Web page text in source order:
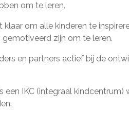
om te leren.
om alle kinderen te
zijn om te leren.
en partners actief bij de
een IKC (integraal kindcentrum)